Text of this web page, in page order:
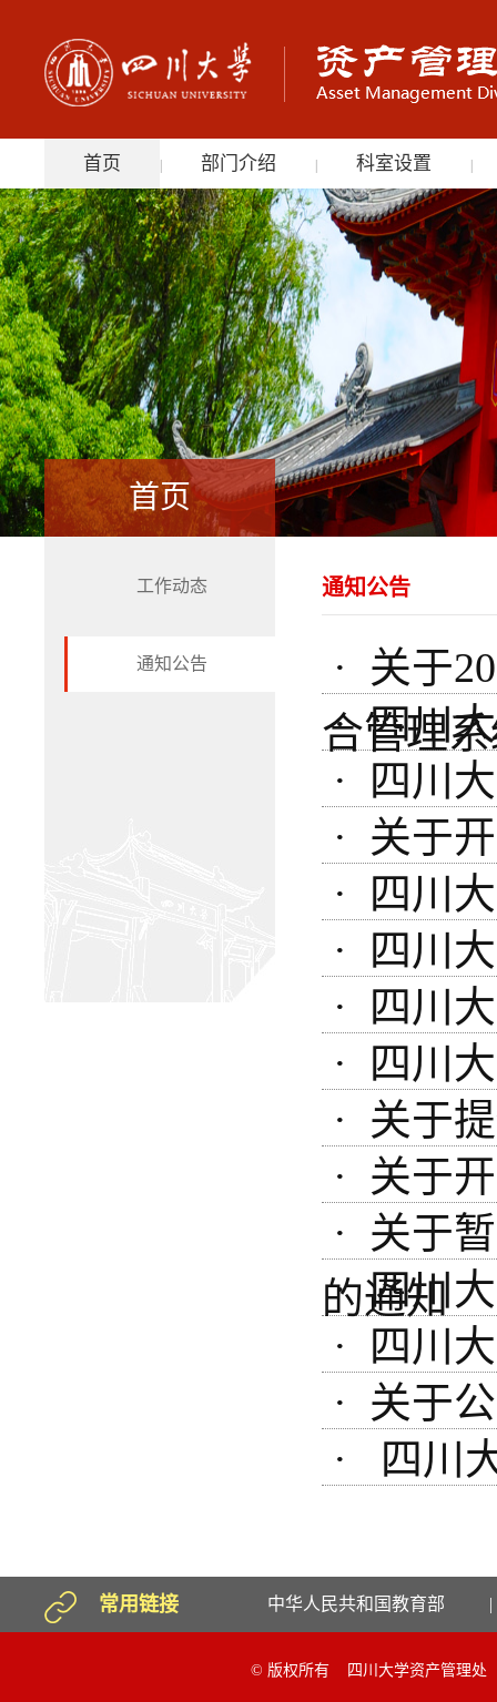
首页 部门介绍 科室设置
首页
工作动态
通知公告
通知公告
· 关于
合管理
· 四川
· 四川
· 关于
· 四川
· 四川
· 四川
· 四川
· 关于
· 关于
· 关于
的通知
· 四川
· 四川
· 关于
· 四川
常用链接 中华人民共和国教育部 |
© 版权所有 四川大学资产管理